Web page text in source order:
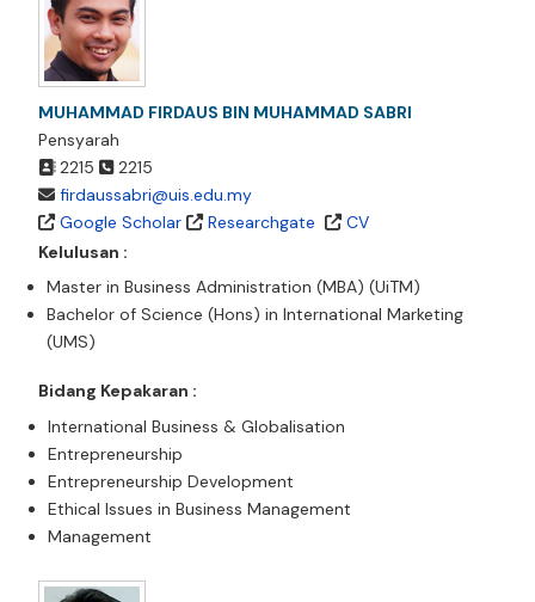
MUHAMMAD FIRDAUS BIN MUHAMMAD SABRI
Pensyarah
2215
2215
firdaussabri@uis.edu.my
Google Scholar
Researchgate
CV
Kelulusan :
Master in Business Administration (MBA) (UiTM)
Bachelor of Science (Hons) in International Marketing
(UMS)
Bidang Kepakaran :
International Business & Globalisation
Entrepreneurship
Entrepreneurship Development
Ethical Issues in Business Management
Management